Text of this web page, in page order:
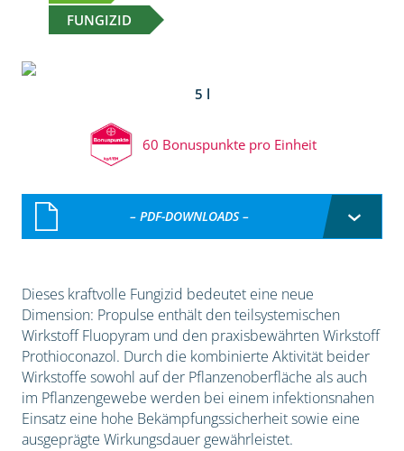
FUNGIZID
5 l
60 Bonuspunkte pro Einheit
– PDF-DOWNLOADS –
Dieses kraftvolle Fungizid bedeutet eine neue
Dimension: Propulse enthält den teilsystemischen
Wirkstoff Fluopyram und den praxisbewährten Wirkstoff
Prothioconazol. Durch die kombinierte Aktivität beider
Wirkstoffe sowohl auf der Pflanzenoberfläche als auch
im Pflanzengewebe werden bei einem infektionsnahen
Einsatz eine hohe Bekämpfungssicherheit sowie eine
ausgeprägte Wirkungsdauer gewährleistet.